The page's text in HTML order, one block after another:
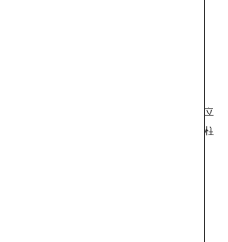
立
柱